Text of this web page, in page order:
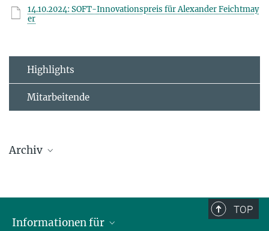
14.10.2024: SOFT-Innovationspreis für Alexander Feichtmay
er
Highlights
Mitarbeitende
Archiv
2023
TOP
Informationen für